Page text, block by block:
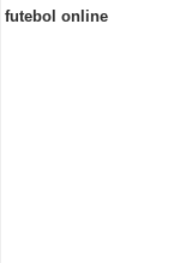
futebol online